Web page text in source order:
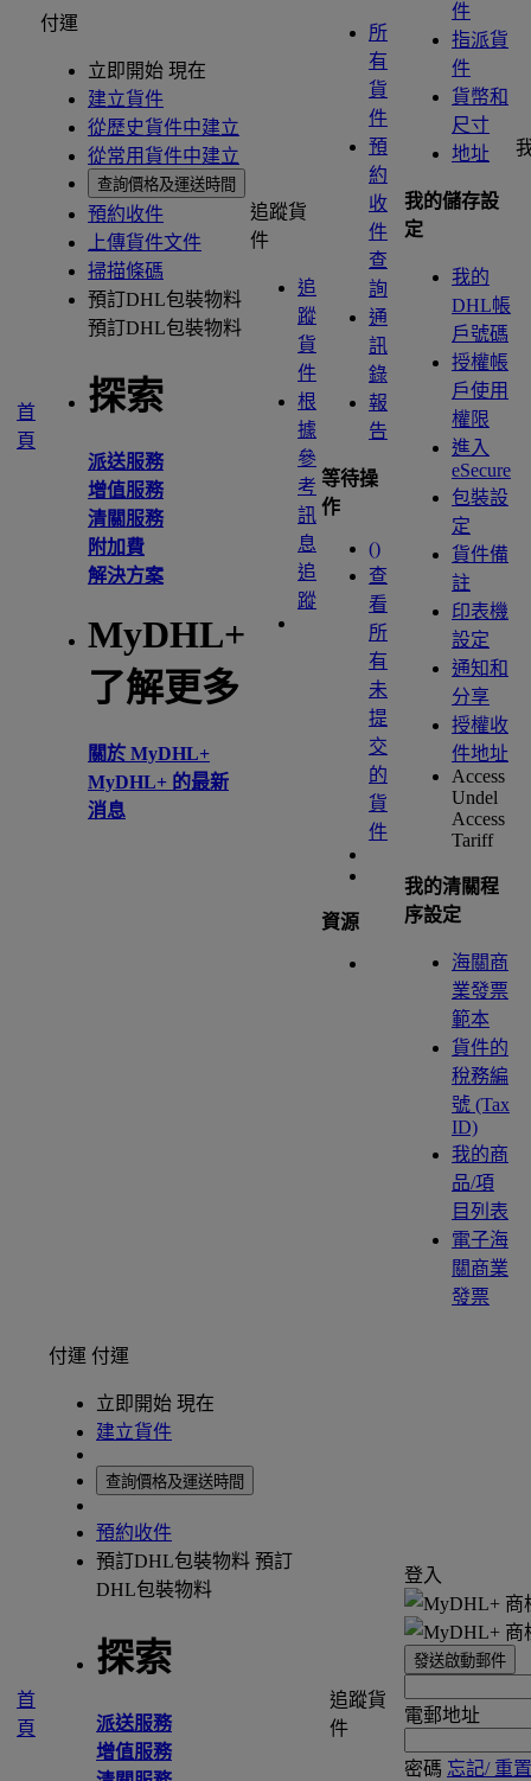
首
頁
付運
立即開始 現在
建立貨件
從歷史貨件中建立
從常用貨件中建立
查詢價格及運送時間
預約收件
上傳貨件文件
掃描條碼
預訂DHL包裝物料
預訂DHL包裝物料
探索
派送服務
增值服務
清關服務
附加費
解決方案
MyDHL+
了解更多
關於 MyDHL+
MyDHL+ 的最新
消息
追蹤貨
件
追
蹤
貨
件
根
據
參
考
訊
息
追
蹤
所
有
貨
件
預
約
收
件
查
詢
通
訊
錄
報
告
等待操
作
()
查
看
所
有
未
提
交
的
貨
件
資源
件
指派貨
件
貨幣和
尺寸
地址
我的儲存設
定
我的
DHL帳
戶號碼
授權帳
戶使用
權限
進入
eSecure
包裝設
定
貨件備
註
印表機
設定
通知和
分享
授權收
件地址
Access
Undel
Access
Tariff
我的清關程
序設定
海關商
業發票
範本
貨件的
稅務編
號 (Tax
ID)
我的商
品/項
目列表
電子海
關商業
發票
首
頁
付運 付運
立即開始 現在
建立貨件
查詢價格及運送時間
預約收件
預訂DHL包裝物料 預訂
DHL包裝物料
探索
派送服務
增值服務
追蹤貨
件
登入
發送啟動郵件
電郵地址
密碼 忘記/ 重